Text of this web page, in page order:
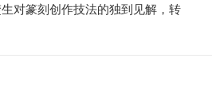
对篆刻创作技法的独到见解，转